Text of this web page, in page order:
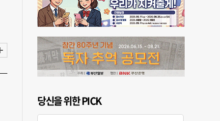
당신을 위한 PICK